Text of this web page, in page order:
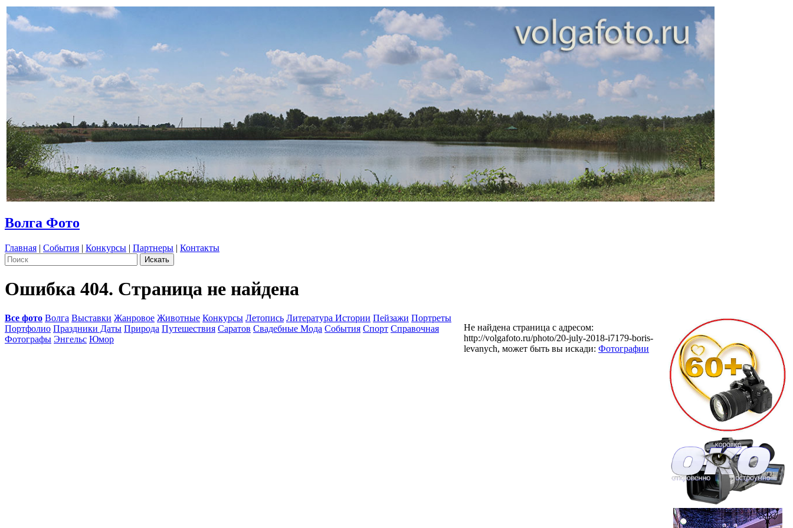
Волга Фото
Главная | События | Конкурсы | Партнеры | Контакты
Ошибка 404. Страница не найдена
Все фото Волга Выставки Жанровое Животные Конкурсы Летопись Литература Истории Пейзажи Портреты
Портфолио Праздники Даты Природа Путешествия Саратов Свадебные Мода События Спорт Справочная
Фотографы Энгельс Юмор
Не найдена страница с адресом:
http://volgafoto.ru/photo/20-july-2018-i7179-boris-
levanych, может быть вы искади: Фотографии